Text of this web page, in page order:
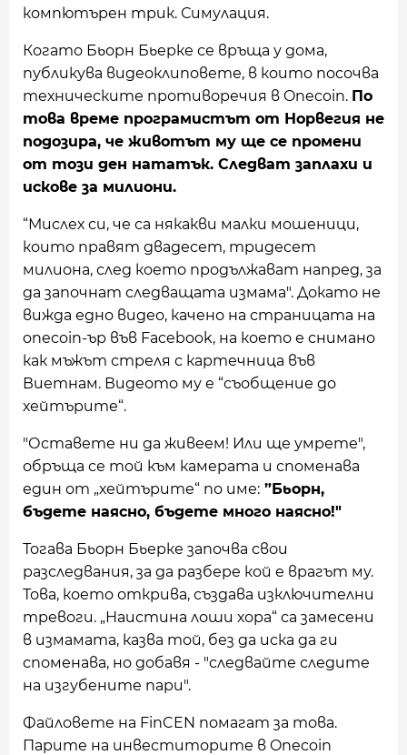
компютърен трик. Симулация.
Когато Бьорн Бьерке се връща у дома,
публикува видеоклиповете, в които посочва
техническите противоречия в Onecoin. По
това време програмистът от Норвегия не
подозира, че животът му ще се промени
от този ден нататък. Следват заплахи и
искове за милиони.
“Мислех си, че са някакви малки мошеници,
които правят двадесет, тридесет
милиона, след което продължават напред, за
да започнат следващата измама". Докато не
вижда едно видео, качено на страницата на
onecoin-ър във Facebook, на което е снимано
как мъжът стреля с картечница във
Виетнам. Видеото му е “съобщение до
хейтърите“.
"Оставете ни да живеем! Или ще умрете",
обръща се той към камерата и споменава
един от „хейтърите“ по име: ”Бьорн,
бъдете наясно, бъдете много наясно!"
Тогава Бьорн Бьерке започва свои
разследвания, за да разбере кой е врагът му.
Това, което открива, създава изключителни
тревоги. „Наистина лоши хора“ са замесени
в измамата, казва той, без да иска да ги
споменава, но добавя - "следвайте следите
на изгубените пари".
Файловете на FinCEN помагат за това.
Парите на инвеститорите в Onecoin